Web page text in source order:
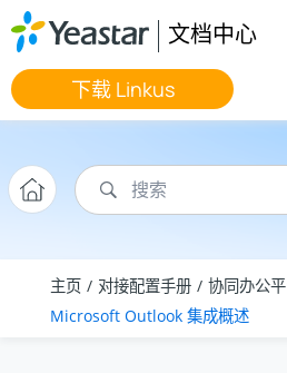
跳转到主要内容
文档中心
下载 Linkus
主页 对接配置手册 协同办公
Microsoft Outlook 集成概述